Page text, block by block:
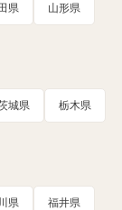
県 山形県
城県 栃木県
県 福井県